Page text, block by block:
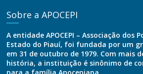
Sobre a APOCEPI
A entidade APOCEPI – Associação dos
Estado do Piauí, foi fundada por um
em 31 de outubro de 1979. Com mais
história, a instituição é sinônimo de